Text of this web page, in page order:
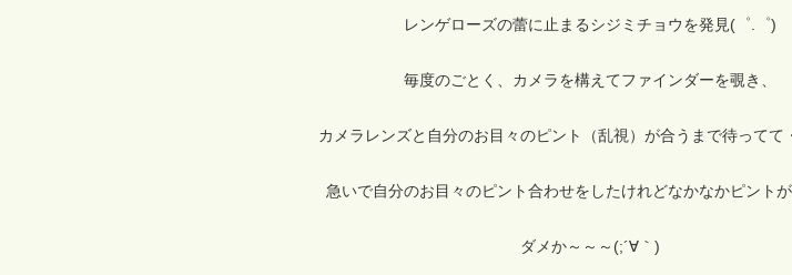
レンゲローズの蕾に止まるシジミチョウを発見(゜.゜)
毎度のごとく、カメラを構えてファインダーを覗き、
カメラレンズと自分のお目々のピント（乱視）が合うまで待ってて
急いで自分のお目々のピント合わせをしたけれどなかなかピントが
ダメか～～～(;´∀｀)